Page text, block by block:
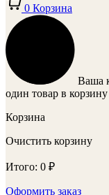
0 Корзина
Ваша
один товар в корзину
Корзина
Очистить корзину
Итого: 0 ₽
Оформить заказ